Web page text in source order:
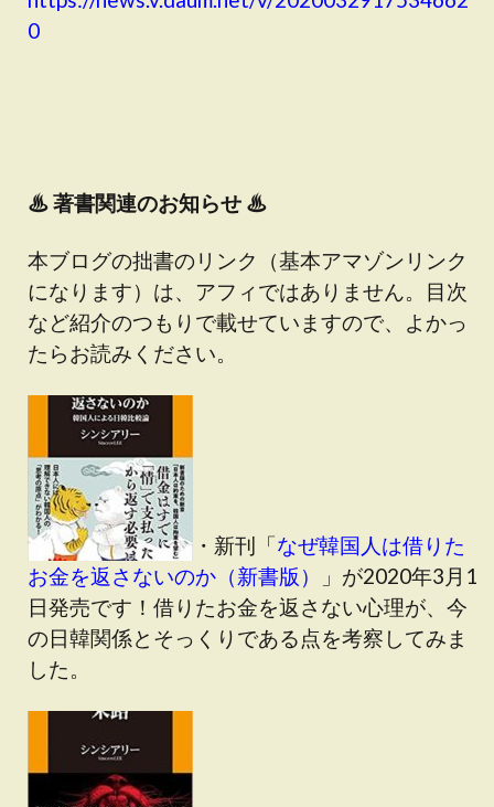
0
♨著書関連のお知らせ ♨
本ブログの拙書のリンク（基本アマゾンリンク
になります）は、アフィではありません。目次
など紹介のつもりで載せていますので、よかっ
たらお読みください。
・新刊「なぜ韓国人は借りた
お金を返さないのか（新書版）
」が2020年3月1
日発売です！借りたお金を返さない心理が、今
の日韓関係とそっくりである点を考察してみま
した。